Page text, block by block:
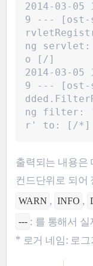
2014-03-05
9 --- [ost-
ng
o [/]
2014-03-05
9 --- [ost-
ng filter:
r' to: [/*]
출력되는 내용은
컨드단위로 되어
WARN , INFO ,
--- : 를 통해서
* 로거 네임: 로